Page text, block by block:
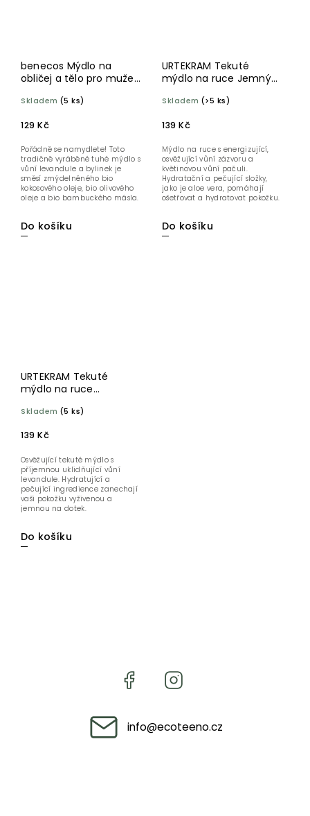
benecos Mýdlo na
obličej a tělo pro muže
Skladem (5 ks)
129 Kč
Do košíku
Pořádně se namydlete! Toto
tradičně vyráběné tuhé mýdlo s
vůní levandule a bylinek je
směsí zmýdelněného bio
kokosového oleje, bio olivového
oleje a bio bambuckého másla.
URTEKRAM Tekuté
mýdlo na ruce Jemný
Skladem (>5 ks)
139 Kč
Do košíku
Mýdlo na ruce s energizující,
osvěžující vůní zázvoru a
květinovou vůní pačuli.
Hydratační a pečující složky,
jako je aloe vera, pomáhají
ošetřovat a hydratovat pokožku.
URTEKRAM Tekuté
mýdlo na ruce
300 ml BIO
Skladem (5 ks)
139 Kč
Do košíku
Osvěžující tekuté mýdlo s
příjemnou uklidňující vůní
levandule. Hydratující a
pečující ingredience zanechají
vaši pokožku vyživenou a
jemnou na dotek.
info@ecoteeno.cz